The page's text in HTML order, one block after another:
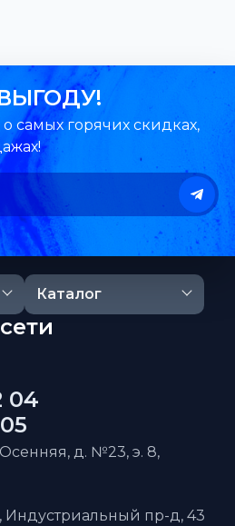
самых горячих скидках,
Каталог
04
Осенняя, д. №23, э. 8,
пр-д, 43